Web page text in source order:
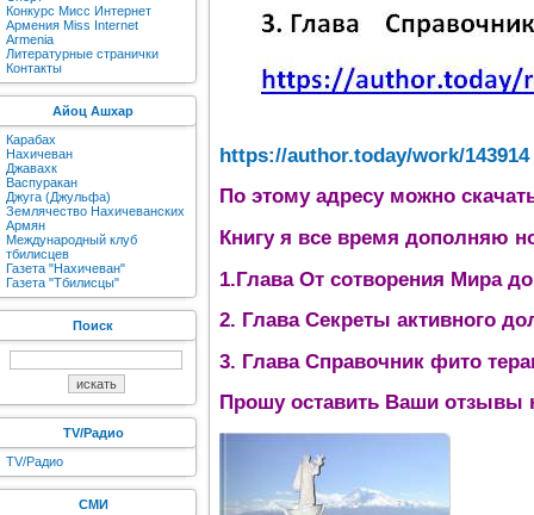
Конкурс Мисс Интернет
Армения Miss Internet
Armenia
Литературные странички
Контакты
Айоц Ашхар
Карабах
Нахичеван
Джавахк
Васпуракан
Джуга (Джульфа)
Землячество Нахичеванских
Армян
Международный клуб
тбилисцев
Газета "Нахичеван"
Газета "Тбилисцы"
Поиск
TV/Радио
TV/Радио
СМИ
https://author.today/work/143914
По этому адресу можно
Книгу я все время дополняю
1.Глава От сотворения Мира
2. Глава Секреты активного
3. Глава Справочник фито
Прошу оставить Ваши отзывы